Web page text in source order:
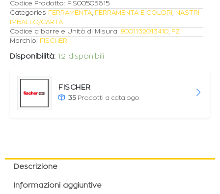
Codice Prodotto: FIS00505615
Categories FERRAMENTA, FERRAMENTA E COLORI , NASTRI
IMBALLO/CARTA
Codice a barre e Unità di Misura: 8001132013410, PZ
Marchio: FISCHER
Disponibilità: 12 disponibili
FISCHER
35 Prodotti a catalogo
Descrizione
Informazioni aggiuntive